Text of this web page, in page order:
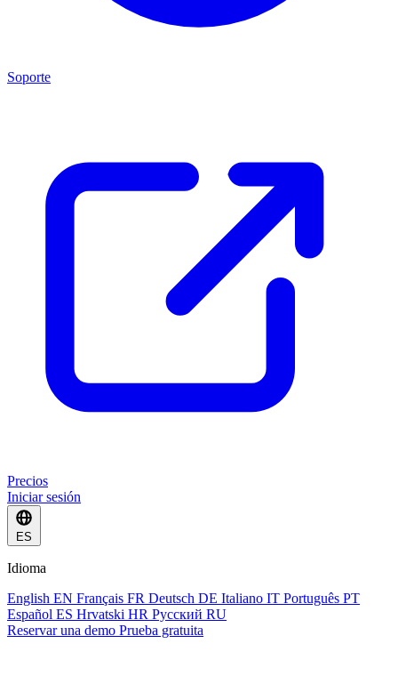
Soporte
Precios
Iniciar sesión
ES
Idioma
English EN Français FR Deutsch DE Italiano IT Português PT
Español ES Hrvatski HR Русский RU
Reservar una demo Prueba gratuita